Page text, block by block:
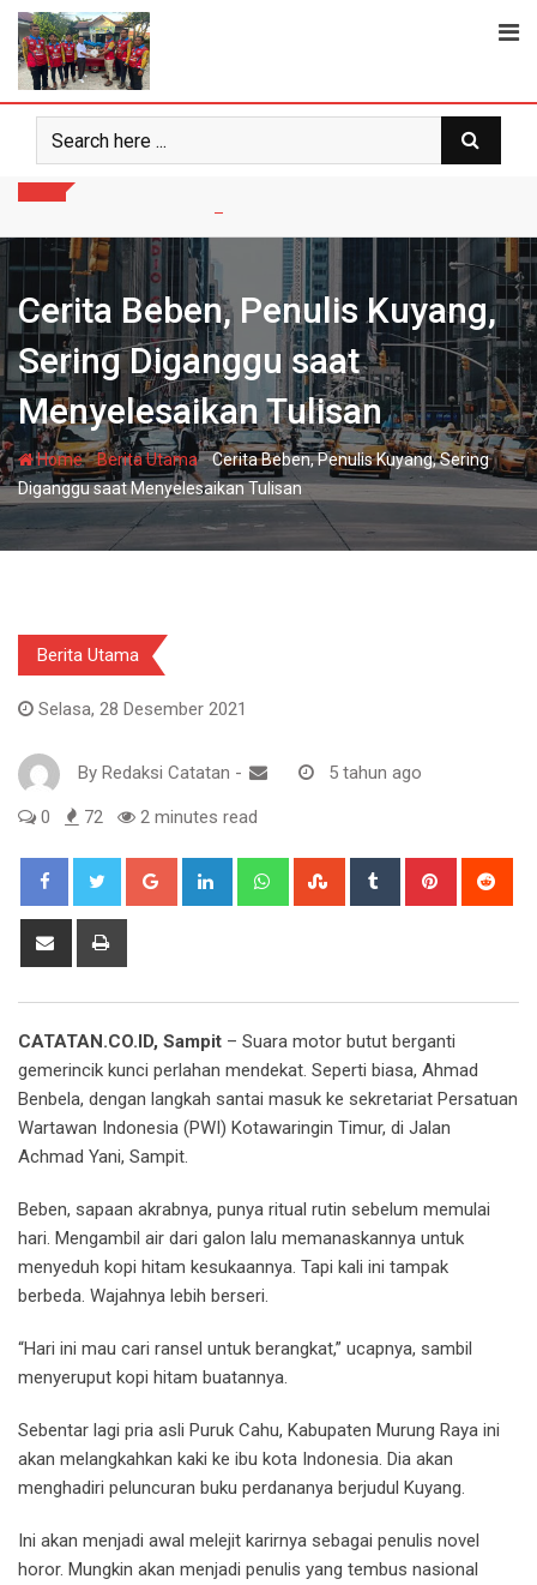
Skip
content
Cerita Beben, Penulis Kuyang,
Sering Diganggu saat
Menyelesaikan Tulisan
Home-Berita Utama-Cerita Beben, Penulis Kuyang, Sering
Diganggu saat Menyelesaikan Tulisan
Berita Utama
Selasa, 28 Desember 2021
By Redaksi Catatan - 5 tahun ago
0 72 2 minutes read
Google+ LinkedIn WhatsappStumbleUpon
Tumblr Pinterest
Share
CATATAN.CO.ID, Sampit – Suara motor butut berganti
gemerincik kunci perlahan mendekat. Seperti biasa, Ahmad
Benbela, dengan langkah santai masuk ke sekretariat Persatuan
Wartawan Indonesia (PWI) Kotawaringin Timur, di Jalan
Achmad Yani, Sampit.
Beben, sapaan akrabnya, punya ritual rutin sebelum memulai
hari. Mengambil air dari galon lalu memanaskannya untuk
menyeduh kopi hitam kesukaannya. Tapi kali ini tampak
berbeda. Wajahnya lebih berseri.
“Hari ini mau cari ransel untuk berangkat,” ucapnya, sambil
menyeruput kopi hitam buatannya.
Sebentar lagi pria asli Puruk Cahu, Kabupaten Murung Raya ini
akan melangkahkan kaki ke ibu kota Indonesia. Dia akan
menghadiri peluncuran buku perdananya berjudul Kuyang.
Ini akan menjadi awal melejit karirnya sebagai penulis novel
horor. Mungkin akan menjadi penulis yang tembus nasional